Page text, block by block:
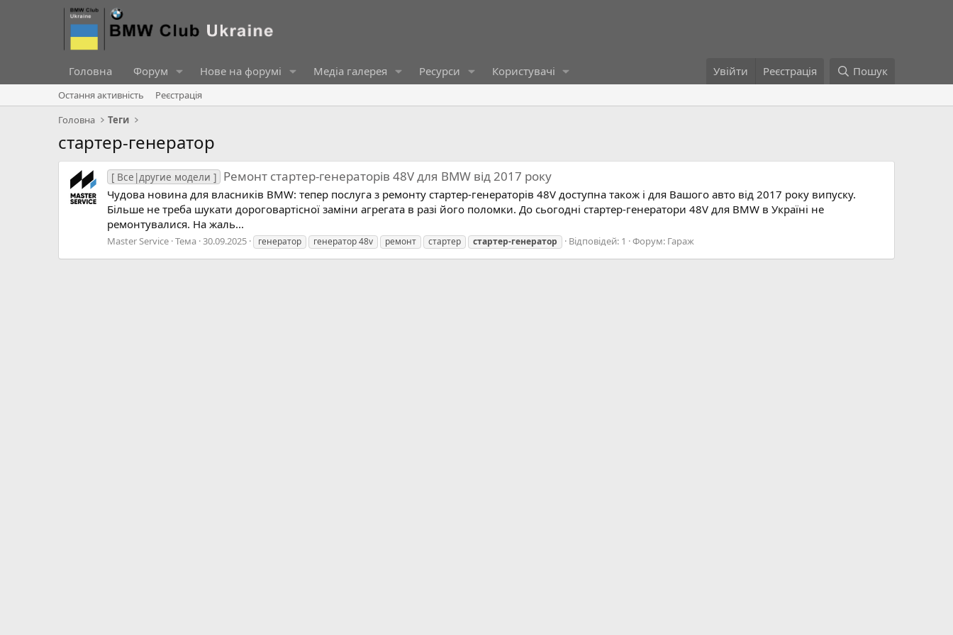
Головна Форум Нове на форумі Медіа галерея Ресурси Користувачі Увійти Реєстрація Пошук
Остання активність
Реєстрація
Головна
Теги
стартер-генератор
[ Все|другие модели ] Ремонт стартер-генераторів 48V для BMW від 2017 року
Чудова новина для власників BMW: тепер послуга з ремонту стартер-генераторів 48V доступна також і для Вашого авто від 2017 року випуску.
Більше не треба шукати дороговартісної заміни агрегата в разі його поломки. До сьогодні стартер-генератори 48V для BMW в Україні не
ремонтувалися. На жаль...
Master Service Тема 30.09.2025 генератор генератор 48v ремонт стартер стартер-генератор Відповідей: 1 Форум: Гараж